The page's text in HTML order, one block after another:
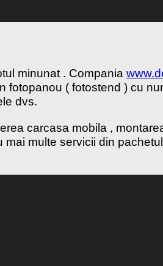
minunat . Compania
fotopanou ( fotostend ) cu
dvs.
carcasa mobila ,
multe servicii din